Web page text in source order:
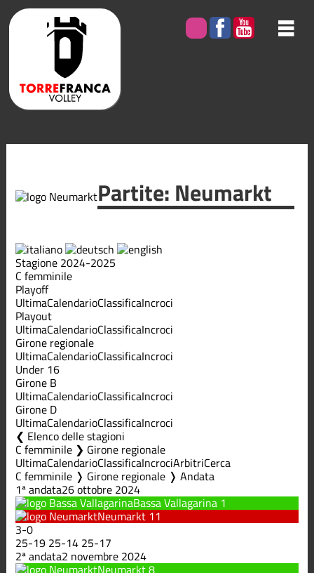
Partite: Neumarkt
Stagione 2024-2025
C femminile
Playoff
UltimaCalendarioClassificaIncroci
Playout
UltimaCalendarioClassificaIncroci
Girone regionale
UltimaCalendarioClassificaIncroci
Under 16
Girone B
UltimaCalendarioClassificaIncroci
Girone D
UltimaCalendarioClassificaIncroci
Elenco delle stagioni
C femminile ❯ Girone regionale
UltimaCalendarioClassificaIncrociArbitriCerca
C femminile ❭ Girone regionale ❭ Andata
1ª andata26 ottobre 2024
Bassa Vallagarina 1
Neumarkt 11
3-0
25-19 25-14 25-17
2ª andata2 novembre 2024
Neumarkt8